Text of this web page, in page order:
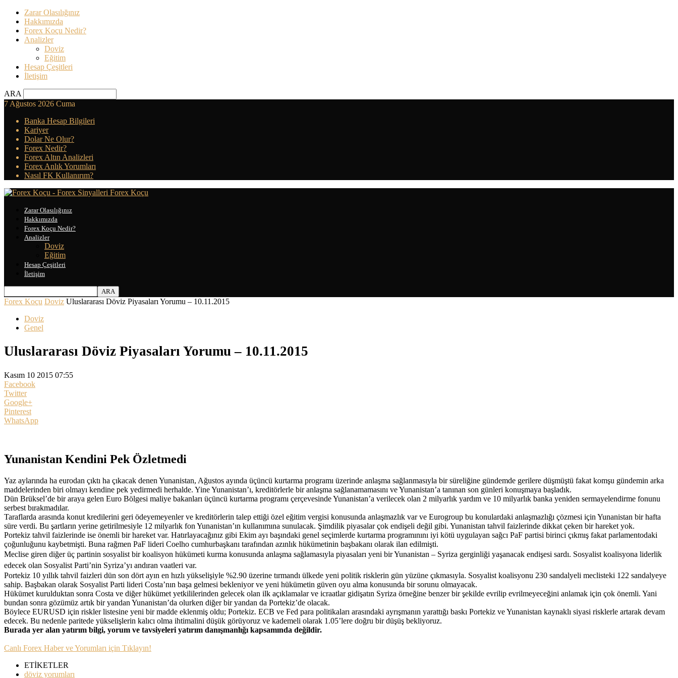
Zarar Olasılığınız
Hakkımızda
Forex Koçu Nedir?
Analizler
Doviz
Eğitim
Hesap Çeşitleri
İletişim
ARA
7 Ağustos 2026 Cuma
Banka Hesap Bilgileri
Kariyer
Dolar Ne Olur?
Forex Nedir?
Forex Altın Analizleri
Forex Anlık Yorumları
Nasıl FK Kullanırım?
Forex Koçu
Zarar Olasılığınız
Hakkımızda
Forex Koçu Nedir?
Analizler
Doviz
Eğitim
Hesap Çeşitleri
İletişim
Forex Koçu Doviz Uluslararası Döviz Piyasaları Yorumu – 10.11.2015
Doviz
Genel
Uluslararası Döviz Piyasaları Yorumu – 10.11.2015
Kasım 10 2015 07:55
Facebook
Twitter
Google+
Pinterest
WhatsApp
Yunanistan Kendini Pek Özletmedi
Yaz aylarında ha eurodan çıktı ha çıkacak denen Yunanistan, Ağustos ayında üçüncü kurtarma programı üzerinde anlaşma sağlanmasıyla bir süreliğine gündemde gerilere düşmüştü fakat komşu gündemin arka
maddelerinden biri olmayı kendine pek yedirmedi herhalde. Yine Yunanistan’ı, kreditörlerle bir anlaşma sağlanamamasını ve Yunanistan’a tanınan son günleri konuşmaya başladık.
Dün Brüksel’de bir araya gelen Euro Bölgesi maliye bakanları üçüncü kurtarma programı çerçevesinde Yunanistan’a verilecek olan 2 milyarlık yardım ve 10 milyarlık banka yeniden sermayelendirme fonunu
serbest bırakmadılar.
Taraflarda arasında konut kredilerini geri ödeyemeyenler ve kreditörlerin talep ettiği özel eğitim vergisi konusunda anlaşmazlık var ve Eurogroup bu konulardaki anlaşmazlığı çözmesi için Yunanistan bir hafta
süre verdi. Bu şartların yerine getirilmesiyle 12 milyarlık fon Yunanistan’ın kullanımına sunulacak. Şimdilik piyasalar çok endişeli değil gibi. Yunanistan tahvil faizlerinde dikkat çeken bir hareket yok.
Portekiz tahvil faizlerinde ise önemli bir hareket var. Hatırlayacağınız gibi Ekim ayı başındaki genel seçimlerde kurtarma programınını iyi kötü uygulayan sağcı PaF partisi birinci çıkmış fakat parlamentodaki
çoğunluğunu kaybetmişti. Buna rağmen PaF lideri Coelho cumhurbaşkanı tarafından azınlık hükümetinin başbakanı olarak ilan edilmişti.
Meclise giren diğer üç partinin sosyalist bir koalisyon hükümeti kurma konusunda anlaşma sağlamasıyla piyasaları yeni bir Yunanistan – Syriza gerginliği yaşanacak endişesi sardı. Sosyalist koalisyona liderlik
edecek olan Sosyalist Parti’nin Syriza’yı andıran vaatleri var.
Portekiz 10 yıllık tahvil faizleri dün son dört ayın en hızlı yükselişiyle %2.90 üzerine tırmandı ülkede yeni politik risklerin gün yüzüne çıkmasıyla. Sosyalist koalisyonu 230 sandalyeli meclisteki 122 sandalyeye
sahip. Başbakan olarak Sosyalist Parti lideri Costa’nın başa gelmesi bekleniyor ve yeni hükümetin güven oyu alma konusunda bir sorunu olmayacak.
Hükümet kurulduktan sonra Costa ve diğer hükümet yetkililerinden gelecek olan ilk açıklamalar ve icraatlar gidişatın Syriza örneğine benzer bir şekilde evrilip evrilmeyeceğini anlamak için çok önemli. Yani
bundan sonra gözümüz artık bir yandan Yunanistan’da olurken diğer bir yandan da Portekiz’de olacak.
Böylece EURUSD için riskler listesine yeni bir madde eklenmiş oldu; Portekiz. ECB ve Fed para politikaları arasındaki ayrışmanın yarattığı baskı Portekiz ve Yunanistan kaynaklı siyasi risklerle artarak devam
edecek. Bu nedenle paritede yükselişlerin kalıcı olma ihtimalini düşük görüyoruz ve kademeli olarak 1.05’lere doğru bir düşüş bekliyoruz.
Burada yer alan yatırım bilgi, yorum ve tavsiyeleri yatırım danışmanlığı kapsamında değildir.
Canlı Forex Haber ve Yorumları için Tıklayın!
ETİKETLER
döviz yorumları